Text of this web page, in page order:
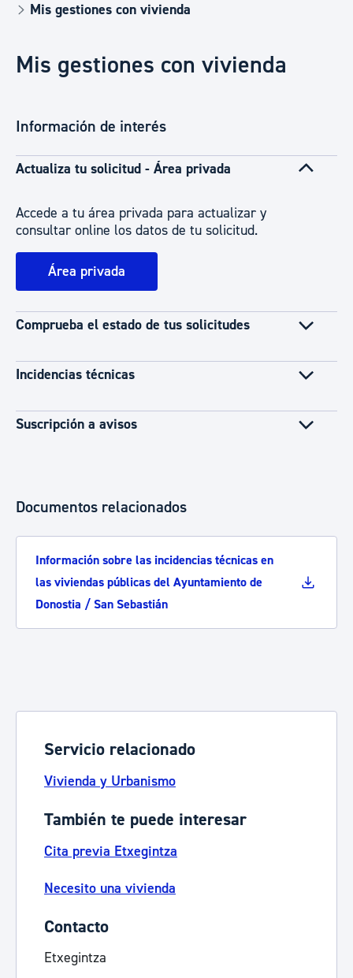
Mis gestiones con vivienda
Mis gestiones con vivienda
Información de interés
Actualiza tu solicitud - Área privada
Accede a tu área privada para actualizar y
consultar online los datos de tu solicitud.
Área privada
Comprueba el estado de tus solicitudes
Incidencias técnicas
Suscripción a avisos
Documentos relacionados
Información sobre las incidencias técnicas en
las viviendas públicas del Ayuntamiento de
Donostia / San Sebastián
Servicio relacionado
Vivienda y Urbanismo
También te puede interesar
Cita previa Etxegintza
Necesito una vivienda
Contacto
Etxegintza